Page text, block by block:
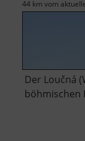
44 km vom
Der Loučná
böhmischen